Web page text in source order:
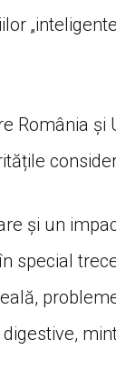
România
și un
special